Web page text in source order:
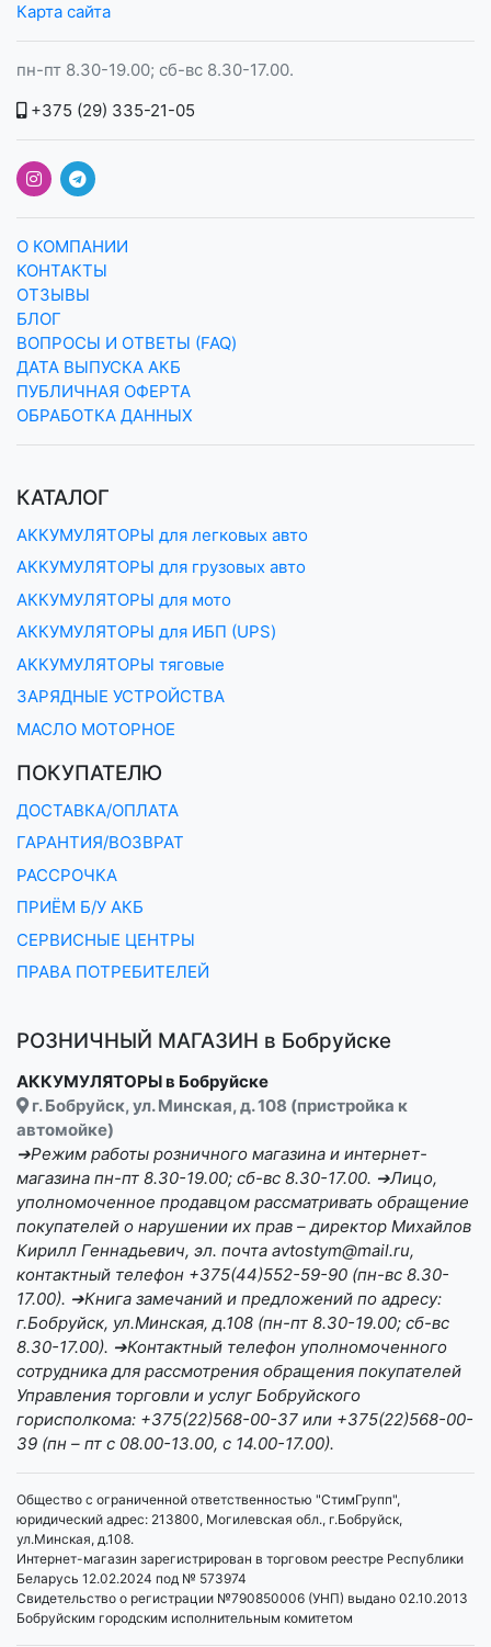
Карта сайта
пн-пт 8.30-19.00; сб-вс 8.30-17.00.
+375 (29) 335-21-05
О КОМПАНИИ
КОНТАКТЫ
ОТЗЫВЫ
БЛОГ
ВОПРОСЫ И ОТВЕТЫ (FAQ)
ДАТА ВЫПУСКА АКБ
ПУБЛИЧНАЯ ОФЕРТА
ОБРАБОТКА ДАННЫХ
КАТАЛОГ
АККУМУЛЯТОРЫ для легковых авто
АККУМУЛЯТОРЫ для грузовых авто
АККУМУЛЯТОРЫ для мото
АККУМУЛЯТОРЫ для ИБП (UPS)
АККУМУЛЯТОРЫ тяговые
ЗАРЯДНЫЕ УСТРОЙСТВА
МАСЛО МОТОРНОЕ
ПОКУПАТЕЛЮ
ДОСТАВКА/ОПЛАТА
ГАРАНТИЯ/ВОЗВРАТ
РАССРОЧКА
ПРИЁМ Б/У АКБ
СЕРВИСНЫЕ ЦЕНТРЫ
ПРАВА ПОТРЕБИТЕЛЕЙ
РОЗНИЧНЫЙ МАГАЗИН в Бобруйске
АККУМУЛЯТОРЫ в Бобруйске
г. Бобруйск, ул. Минская, д. 108 (пристройка к
автомойке)
➔Режим работы розничного магазина и интернет-
магазина пн-пт 8.30-19.00; сб-вс 8.30-17.00. ➔Лицо,
уполномоченное продавцом рассматривать обращение
покупателей о нарушении их прав – директор Михайлов
Кирилл Геннадьевич, эл. почта avtostym@mail.ru,
контактный телефон +375(44)552-59-90 (пн-вс 8.30-
17.00). ➔Книга замечаний и предложений по адресу:
г.Бобруйск, ул.Минская, д.108 (пн-пт 8.30-19.00; сб-вс
8.30-17.00). ➔Контактный телефон уполномоченного
сотрудника для рассмотрения обращения покупателей
Управления торговли и услуг Бобруйского
горисполкома: +375(22)568-00-37 или +375(22)568-00-
39 (пн – пт с 08.00-13.00, с 14.00-17.00).
Общество с ограниченной ответственностью "СтимГрупп",
юридический адрес: 213800, Могилевская обл., г.Бобруйск,
ул.Минская, д.108.
Интернет-магазин зарегистрирован в торговом реестре Республики
Беларусь 12.02.2024 под № 573974
Свидетельство о регистрации №790850006 (УНП) выдано 02.10.2013
Бобруйским городским исполнительным комитетом